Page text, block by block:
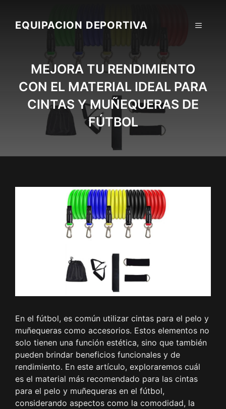
contentEQUIPACION DEPORTIVA MENU
MEJORA TU RENDIMIENTO
CON EL MATERIAL IDEAL PARA
CINTAS Y MUÑEQUERAS DE
FÚTBOL
En el fútbol, es común utilizar cintas para el pelo y
muñequeras como accesorios. Estos elementos no
solo tienen una función estética, sino que también
pueden brindar beneficios funcionales y de
rendimiento. En este artículo, exploraremos cuál
es el material más recomendado para las cintas
para el pelo y muñequeras en el fútbol,
considerando aspectos como la comodidad, la